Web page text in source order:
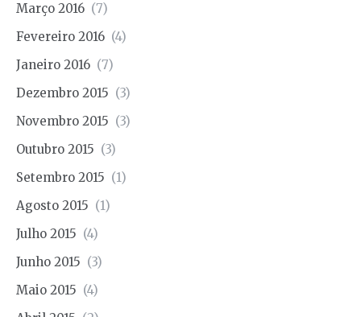
Março 2016 (7)
Fevereiro 2016 (4)
Janeiro 2016 (7)
Dezembro 2015 (3)
Novembro 2015 (3)
Outubro 2015 (3)
Setembro 2015 (1)
Agosto 2015 (1)
Julho 2015 (4)
Junho 2015 (3)
Maio 2015 (4)